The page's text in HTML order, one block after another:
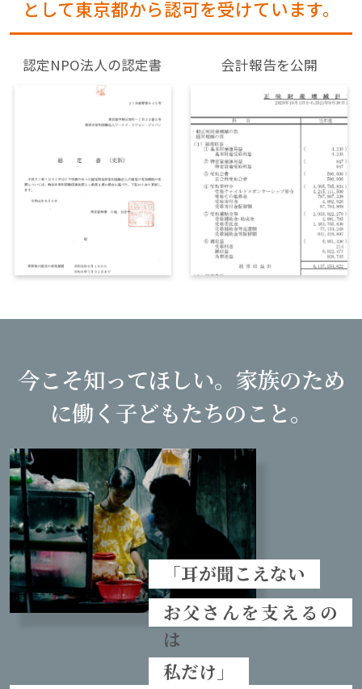
として東京都から認可を受けています。
認定NPO法人の認定書 会計報告を公開
今こそ知ってほしい。 家族のため
に働く子どもたちのこと。
「耳が聞こえない
お父さんを支えるの
は
私だけ」